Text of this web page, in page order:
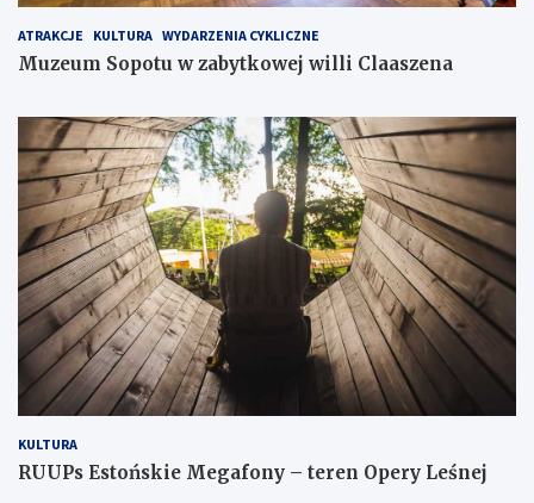
ATRAKCJE KULTURA WYDARZENIA CYKLICZNE
Muzeum Sopotu w zabytkowej willi Claaszena
KULTURA
RUUPs Estońskie Megafony – teren Opery Leśnej